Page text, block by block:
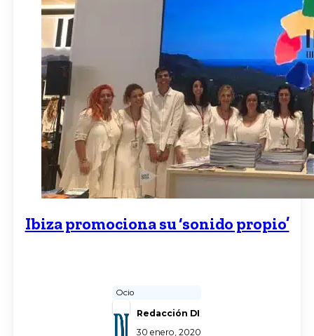
Ibiza promociona su ‘sonido propio’
Ocio
Redacción DI
30 enero, 2020